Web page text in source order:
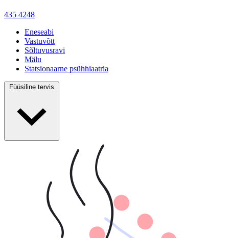
435 4248
Eneseabi
Vastuvõtt
Sõltuvusravi
Mälu
Statsionaarne psühhiaatria
Füüsiline tervis